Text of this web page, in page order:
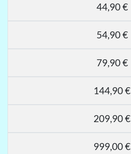
44,90 €
54,90 €
79,90 €
144,90 €
209,90 €
999,00 €